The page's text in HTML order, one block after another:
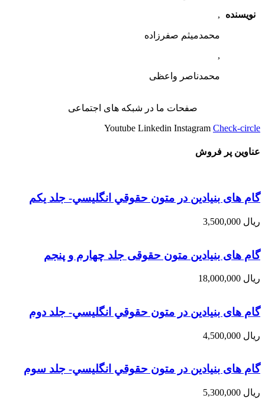
نویسنده
,
محمدمیثم صفرزاده
,
محمدناصر واعظی
صفحات ما در شبکه های اجتماعی
Youtube Linkedin Instagram Check-circle
عناوین پر فروش
گام های بنیادین در متون حقوقي انگليسي- جلد يكم
ریال
گام های بنیادین متون حقوقی جلد چهارم و پنجم
ریال
گام های بنیادین در متون حقوقي انگليسي- جلد دوم
ریال
گام های بنیادین در متون حقوقي انگليسي- جلد سوم
ریال